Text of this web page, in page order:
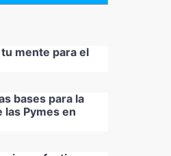
mente para el
bases para la
las Pymes en